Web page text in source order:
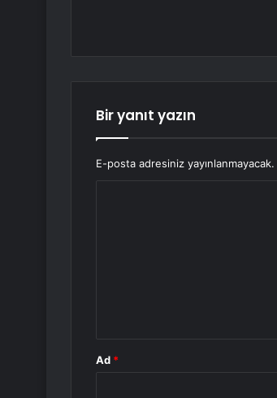
Bir yanıt yazın
E-posta adresiniz yayınlanmayacak.
Ad *